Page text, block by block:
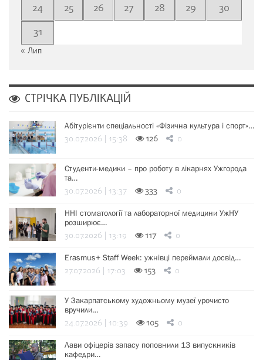
24
25 26 27 28 29
30
31
« Лип
СТРІЧКА ПУБЛІКАЦІЙ
Абітурієнти спеціальності «Фізична культура і спорт»…
30.07.2026 | 15:38 126 0
Студенти-медики – про роботу в лікарнях Ужгорода
та…
30.07.2026 | 13:37 333 0
ННІ стоматології та лабораторної медицини УжНУ
розширює…
30.07.2026 | 13:19 117 0
Erasmus+ Staff Week: ужнівці переймали досвід…
27.07.2026 | 17:03 153 0
У Закарпатському художньому музеї урочисто
вручили…
24.07.2026 | 10:39 105 0
Лави офіцерів запасу поповнили 13 випускників
кафедри…